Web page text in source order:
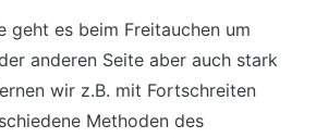
geht es beim Freitauchen um
anderen Seite aber auch stark
wir z.B. mit Fortschreiten
Methoden des